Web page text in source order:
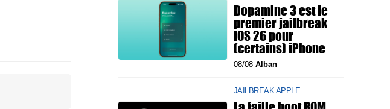
Dopamine 3 est le
premier jailbreak
iOS 26 pour
(certains) iPhone
08/08 Alban
JAILBREAK APPLE